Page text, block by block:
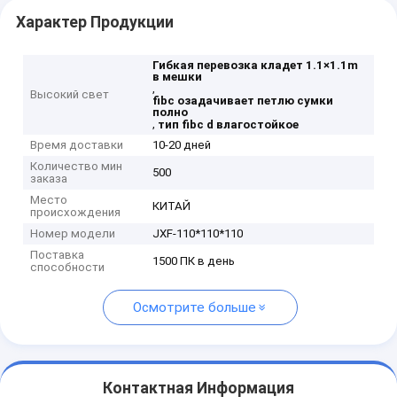
Характер Продукции
Высокий свет
Гибкая перевозка кладет 1.1×1.1m
в мешки
,
fibc озадачивает петлю сумки
полно
, тип fibc d влагостойкое
Время доставки
10-20 дней
Количество мин
заказа
500
Место
происхождения
КИТАЙ
Номер модели
JXF-110*110*110
Поставка
способности
1500 ПК в день
Осмотрите больше
Контактная Информация